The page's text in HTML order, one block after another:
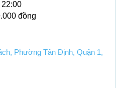
đồng
Phường Tân Định, Quận 1,